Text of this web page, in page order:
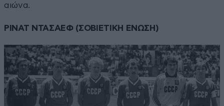
αιώνα.
ΡΙΝΑΤ ΝΤΑΣΑΕΦ (ΣΟΒΙΕΤΙΚΗ ΕΝΩΣΗ)